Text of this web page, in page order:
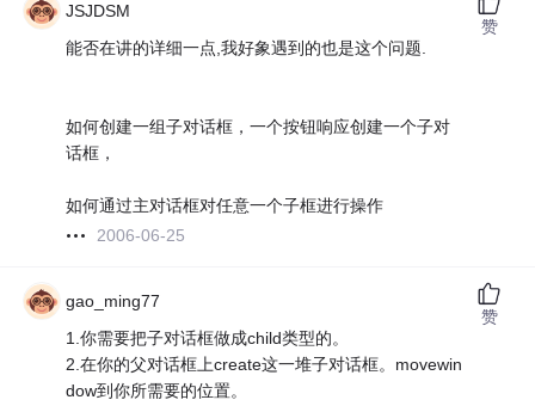
JSJDSM
能否在讲的详细一点,我好象遇到的也是这个问题.
如何创建一组子对话框，一个按钮响应创建一个子对
话框，
如何通过主对话框对任意一个子框进行操作
2006-06-25
赞
gao_ming77
1.你需要把子对话框做成child类型的。
2.在你的父对话框上create这一堆子对话框。movewin
dow到你所需要的位置。
赞